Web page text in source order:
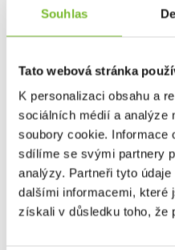
Souhlas
Tato webová stránka
K personalizaci obsahu a
sociálních médií a analýze
soubory cookie. Informace
sdílíme se svými partnery
analýzy. Partneři tyto
dalšími informacemi, které
získali v důsledku toho, že